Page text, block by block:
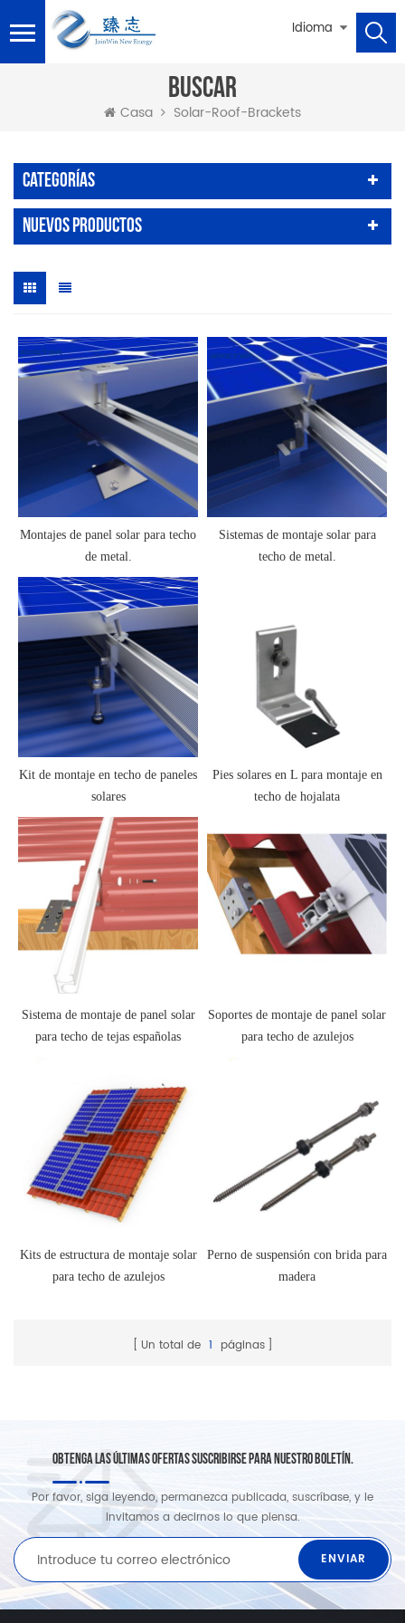
Idioma
BUSCAR
Casa Solar-Roof-Brackets
Categorías
Nuevos Productos
Montajes de panel solar para techo
de metal.
Sistemas de montaje solar para
techo de metal.
Kit de montaje en techo de paneles
solares
Pies solares en L para montaje en
techo de hojalata
Sistema de montaje de panel solar
para techo de tejas españolas
Soportes de montaje de panel solar
para techo de azulejos
Kits de estructura de montaje solar
para techo de azulejos
Perno de suspensión con brida para
madera
Un total de 1 páginas
OBTENGA LAS ÚLTIMAS OFERTAS SUSCRIBIRSE PARA NUESTRO BOLETÍN.
Por favor, siga leyendo, permanezca publicada, suscríbase, y le
invitamos a decirnos lo que piensa.